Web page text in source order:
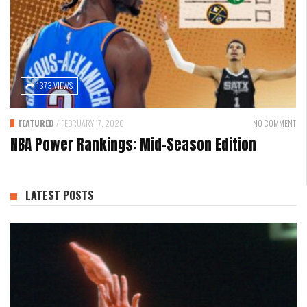
1373 VIEWS
FEATURED / FEBRUARY 17, 2026 NO COMMENT
NBA Power Rankings: Mid-Season Edition
LATEST POSTS